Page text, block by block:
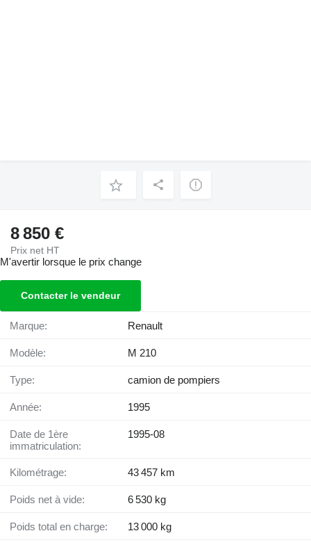
8 850 €
Prix net HT
M'avertir lorsque le prix change
Contacter le vendeur
Marque: Renault
Modèle: M 210
Type: camion de pompiers
Année: 1995
Date de 1ère
immatriculation:
1995-08
Kilométrage: 43 457 km
Poids net à vide: 6 530 kg
Poids total en charge: 13 000 kg